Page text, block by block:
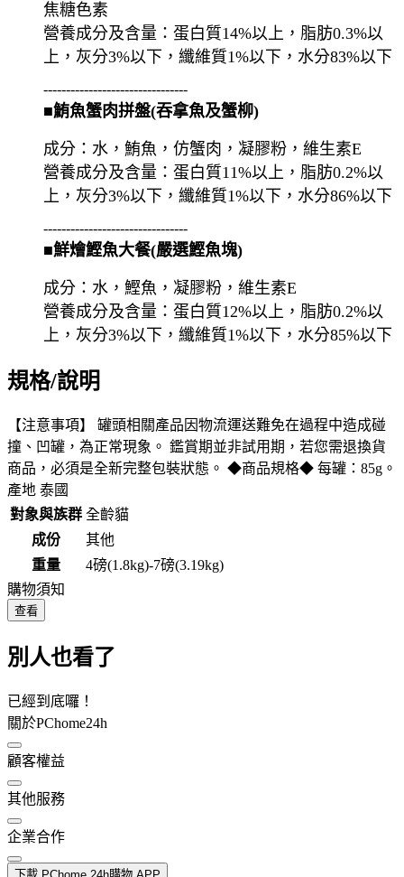
焦糖色素
營養成分及含量：蛋白質14%以上，脂肪0.3%以
上，灰分3%以下，纖維質1%以下，水分83%以下
--------------------------------
■鮪魚蟹肉拼盤(吞拿魚及蟹柳)
成分：水，鮪魚，仿蟹肉，凝膠粉，維生素E
營養成分及含量：蛋白質11%以上，脂肪0.2%以
上，灰分3%以下，纖維質1%以下，水分86%以下
--------------------------------
■鮮燴鰹魚大餐(嚴選鰹魚塊)
成分：水，鰹魚，凝膠粉，維生素E
營養成分及含量：蛋白質12%以上，脂肪0.2%以
上，灰分3%以下，纖維質1%以下，水分85%以下
規格/說明
【注意事項】 罐頭相關產品因物流運送難免在過程中造成碰
撞、凹罐，為正常現象。 鑑賞期並非試用期，若您需退換貨
商品，必須是全新完整包裝狀態。 ◆商品規格◆ 每罐：85g。
產地 泰國
對象與族群 全齡貓
成份
其他
重量
4磅(1.8kg)-7磅(3.19kg)
購物須知
查看
別人也看了
已經到底囉！
關於PChome24h
顧客權益
其他服務
企業合作